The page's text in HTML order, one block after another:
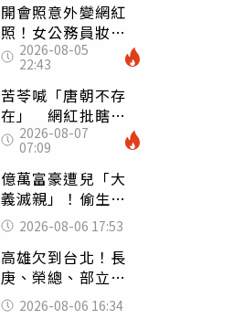
開會照意外變網紅
照！女公務員妝容
掀2千則留言 本人
怒嗆：化妝有錯嗎
2026-08-05
22:43
苦苓喊「唐朝不存
在」 網紅批瞎編
歷史：李白、杜甫
用鮮卑文寫詩？
2026-08-07
07:09
億萬富豪遭兒「大
義滅親」！偷生子
怕曝光 竟盜鄰居
身份辦假證落戶
2026-08-06 17:53
高雄欠到台北！長
庚、榮總、部立醫
院都受害 「醫療
暴力男」離譜紀錄
2026-08-06 16:34